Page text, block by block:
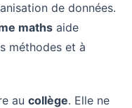
de données.
maths aide
méthodes et à
au collège. Elle ne